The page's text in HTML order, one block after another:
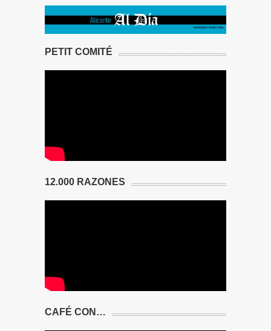
PETIT COMITÉ
12.000 RAZONES
CAFÉ CON…